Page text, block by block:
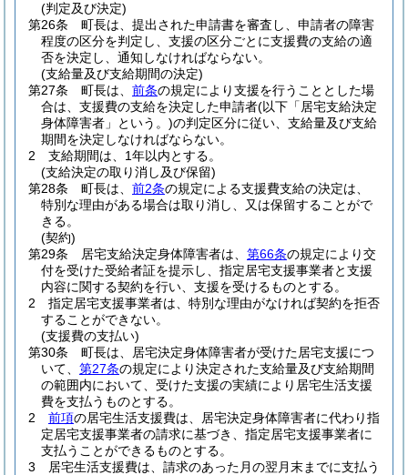
(判定及び決定)
第26条
町長は、提出された申請書を審査し、申請者の障害
程度の区分を判定し、支援の区分ごとに支援費の支給の適
否を決定し、通知しなければならない。
(支給量及び支給期間の決定)
第27条
町長は、 前条の規定により支援を行うこととした場
合は、支援費の支給を決定した申請者(以下「居宅支給決定
身体障害者」という。)の判定区分に従い、支給量及び支給
期間を決定しなければならない。
2
支給期間は、1年以内とする。
(支給決定の取り消し及び保留)
第28条
町長は、 前2条の規定による支援費支給の決定は、
特別な理由がある場合は取り消し、又は保留することがで
きる。
(契約)
第29条
居宅支給決定身体障害者は、 第66条の規定により交
付を受けた受給者証を提示し、指定居宅支援事業者と支援
内容に関する契約を行い、支援を受けるものとする。
2
指定居宅支援事業者は、特別な理由がなければ契約を拒否
することができない。
(支援費の支払い)
第30条
町長は、居宅決定身体障害者が受けた居宅支援につ
いて、 第27条の規定により決定された支給量及び支給期間
の範囲内において、受けた支援の実績により居宅生活支援
費を支払うものとする。
2
前項の居宅生活支援費は、居宅決定身体障害者に代わり指
定居宅支援事業者の請求に基づき、指定居宅支援事業者に
支払うことができるものとする。
3
居宅生活支援費は、請求のあった月の翌月末までに支払う